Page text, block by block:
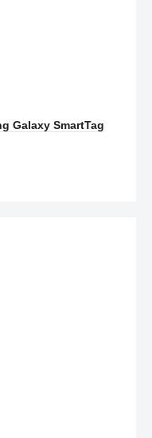
Galaxy SmartTag